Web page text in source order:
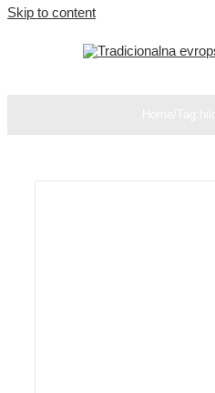
Skip to content